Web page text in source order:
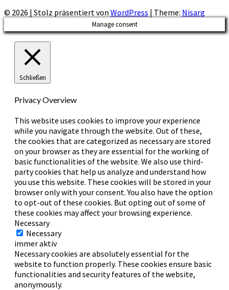
© 2026 | Stolz präsentiert vonWordPress | Theme: Nisarg
Manage consent
Schließen
Privacy Overview
This website uses cookies to improve your experience
while you navigate through the website. Out of these,
the cookies that are categorized as necessary are stored
on your browser as they are essential for the working of
basic functionalities of the website. We also use third-
party cookies that help us analyze and understand how
you use this website. These cookies will be stored in your
browser only with your consent. You also have the option
to opt-out of these cookies. But opting out of some of
these cookies may affect your browsing experience.
Necessary
Necessary
immer aktiv
Necessary cookies are absolutely essential for the
website to function properly. These cookies ensure basic
functionalities and security features of the website,
anonymously.